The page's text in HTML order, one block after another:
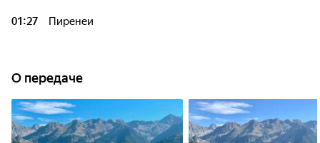
01:27 Пиренеи
О передаче